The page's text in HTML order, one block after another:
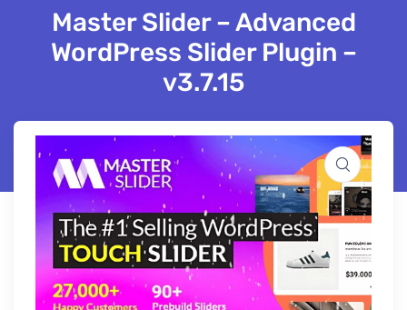
Master Slider – Advanced
WordPress Slider Plugin –
v3.7.15